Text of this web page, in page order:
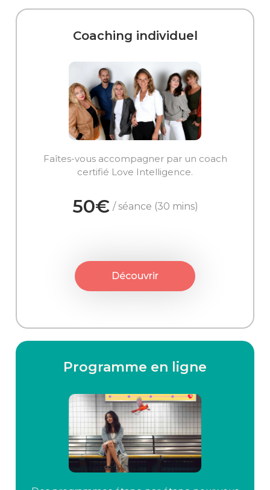
Coaching individuel
Faîtes-vous accompagner par un coach
certifié Love Intelligence.
50€ / séance (30 mins)
Découvrir
Programme en ligne